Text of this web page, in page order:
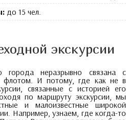
до 15 чел.
экскурсии
города неразрывно связана с
флотом. И потому, где как не в
связанные с историей его
по маршруту экскурсии, мы
и малоизвестные широкой
Например, узнаем, где когда-то